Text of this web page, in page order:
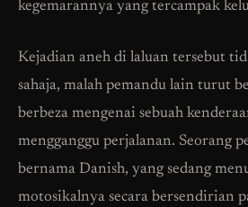
kegemarannya yang tercampak
Kejadian aneh di laluan tersebut
sahaja, malah pemandu lain turut
berbeza mengenai sebuah
mengganggu perjalanan. Seorang
bernama Danish, yang sedang
motosikalnya secara bersendirian